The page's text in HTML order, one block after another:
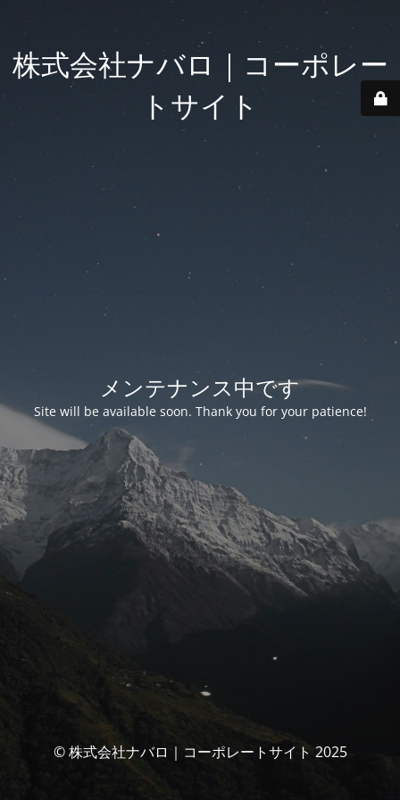
株式会社ナバロ｜コーポレー
トサイト
メンテナンス中です
Site will be available soon. Thank you for your patience!
© 株式会社ナバロ｜コーポレートサイト 2025